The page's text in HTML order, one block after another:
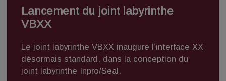
Lancement du joint labyrinthe
VBXX
Le joint labyrinthe VBXX inaugure l’interface XX
désormais standard, dans la conception du
joint labyrinthe Inpro/Seal.